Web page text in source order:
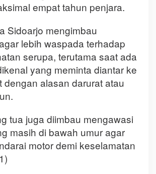
empat tahun penjara.
Sidoarjo mengimbau
lebih waspada terhadap
serupa, terutama saat ada
yang meminta diantar ke
dengan alasan darurat atau
tua juga diimbau mengawasi
masih di bawah umur agar
motor demi keselamatan